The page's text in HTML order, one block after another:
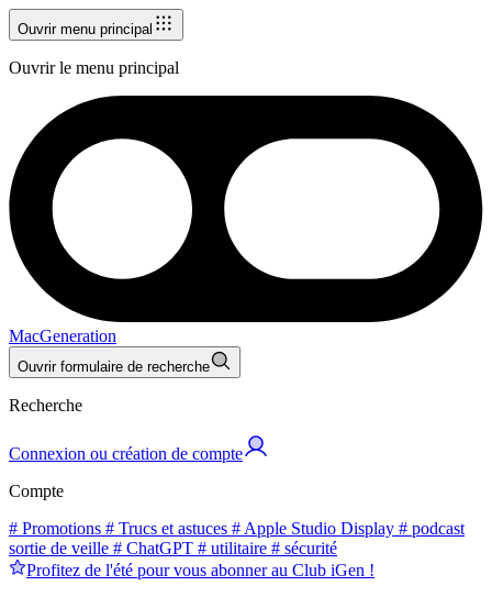
Ouvrir menu principal
Ouvrir le menu principal
MacGeneration
Ouvrir formulaire de recherche
Recherche
Connexion ou création de compte
Compte
# Promotions # Trucs et astuces # Apple Studio Display # podcast
sortie de veille # ChatGPT # utilitaire # sécurité
Profitez de l'été pour vous abonner au Club iGen !